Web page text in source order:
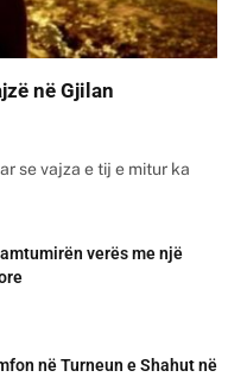
në Gjilan
se vajza e tij e mitur ka
verës me një
në Turneun e Shahut në